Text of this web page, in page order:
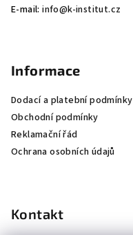
E-mail:info@k-institut.cz
Informace
Dodací a platební podmínky
Obchodní podmínky
Reklamační řád
Ochrana osobních údajů
Kontakt